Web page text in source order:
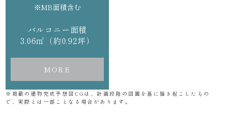
※MB面積含む
バルコニー面積
3.06㎡（約0.92坪）
MORE
※掲載の建物完成予想図CGは、計画段階の図面を基に描き起こしたもの
で、実際とは一部ことなる場合があります。